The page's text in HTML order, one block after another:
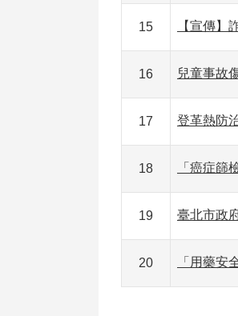
15 【宣傳】
16 兒童事故
17 登革熱防
18 「癌症篩
19 臺北市政
20 「用藥安